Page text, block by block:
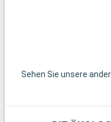
Sehen Sie unsere